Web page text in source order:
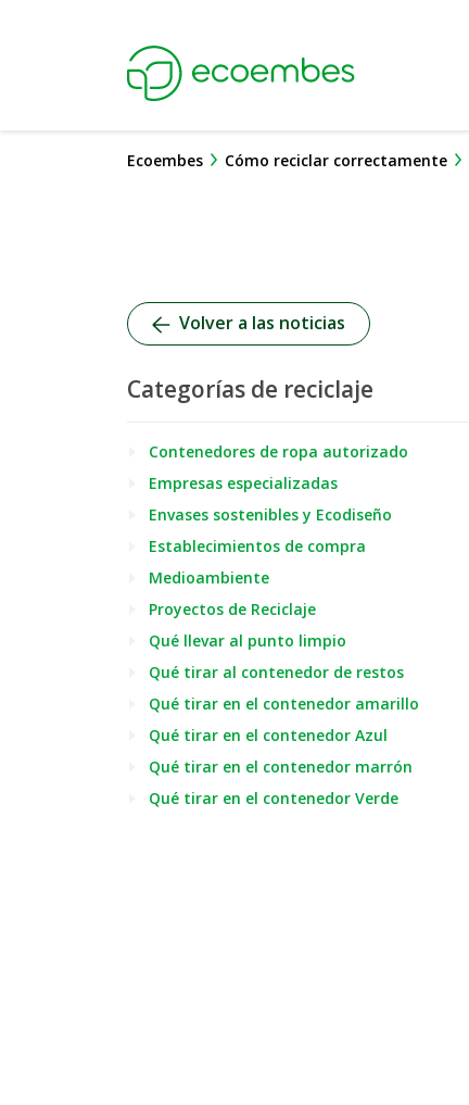
Ecoembes Cómo reciclar correctamente
Volver a las noticias
Categorías de reciclaje
Contenedores de ropa autorizado
Empresas especializadas
Envases sostenibles y Ecodiseño
Establecimientos de compra
Medioambiente
Proyectos de Reciclaje
Qué llevar al punto limpio
Qué tirar al contenedor de restos
Qué tirar en el contenedor amarillo
Qué tirar en el contenedor Azul
Qué tirar en el contenedor marrón
Qué tirar en el contenedor Verde